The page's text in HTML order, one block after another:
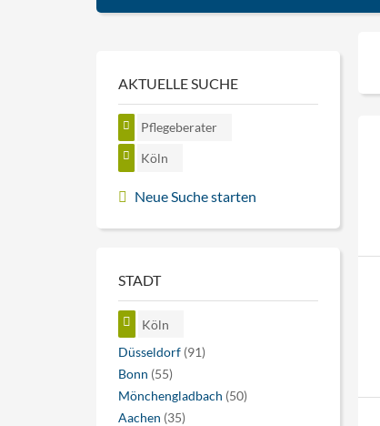
AKTUELLE SUCHE
Pflegeberater
Köln
Neue Suche starten
STADT
Köln
Düsseldorf (91)
Bonn (55)
Mönchengladbach (50)
Aachen (35)